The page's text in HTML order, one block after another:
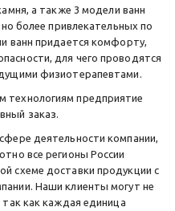
а также 3 модели ванн
более привлекательных по
ванн придается комфорту,
для чего проводятся
физиотерапевтами.
технологиям предприятие
заказ.
деятельности компании,
все регионы России
схеме доставки продукции с
Наши клиенты могут не
так как каждая единица